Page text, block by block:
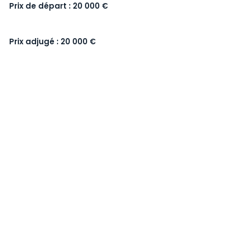
Prix de départ : 20 000 €
Prix adjugé : 20 000 €